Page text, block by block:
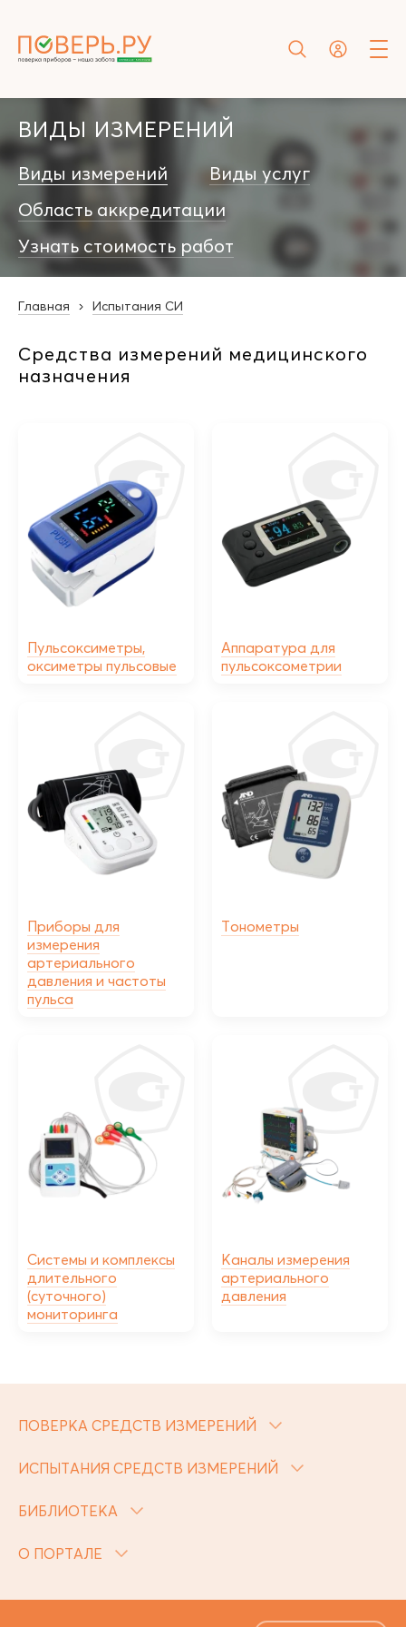
ВИДЫ ИЗМЕРЕНИЙ
Виды измерений
Виды услуг
Область аккредитации
Узнать стоимость работ
Главная Испытания СИ
Средства измерений медицинского
назначения
Пульсоксиметры,
оксиметры пульсовые
Аппаратура для
пульсоксометрии
Приборы для
измерения
артериального
давления и частоты
пульса
Тонометры
Системы и комплексы
длительного
(суточного)
мониторинга
Каналы измерения
артериального
давления
ПОВЕРКА СРЕДСТВ ИЗМЕРЕНИЙ
ИСПЫТАНИЯ СРЕДСТВ ИЗМЕРЕНИЙ
БИБЛИОТЕКА
О ПОРТАЛЕ